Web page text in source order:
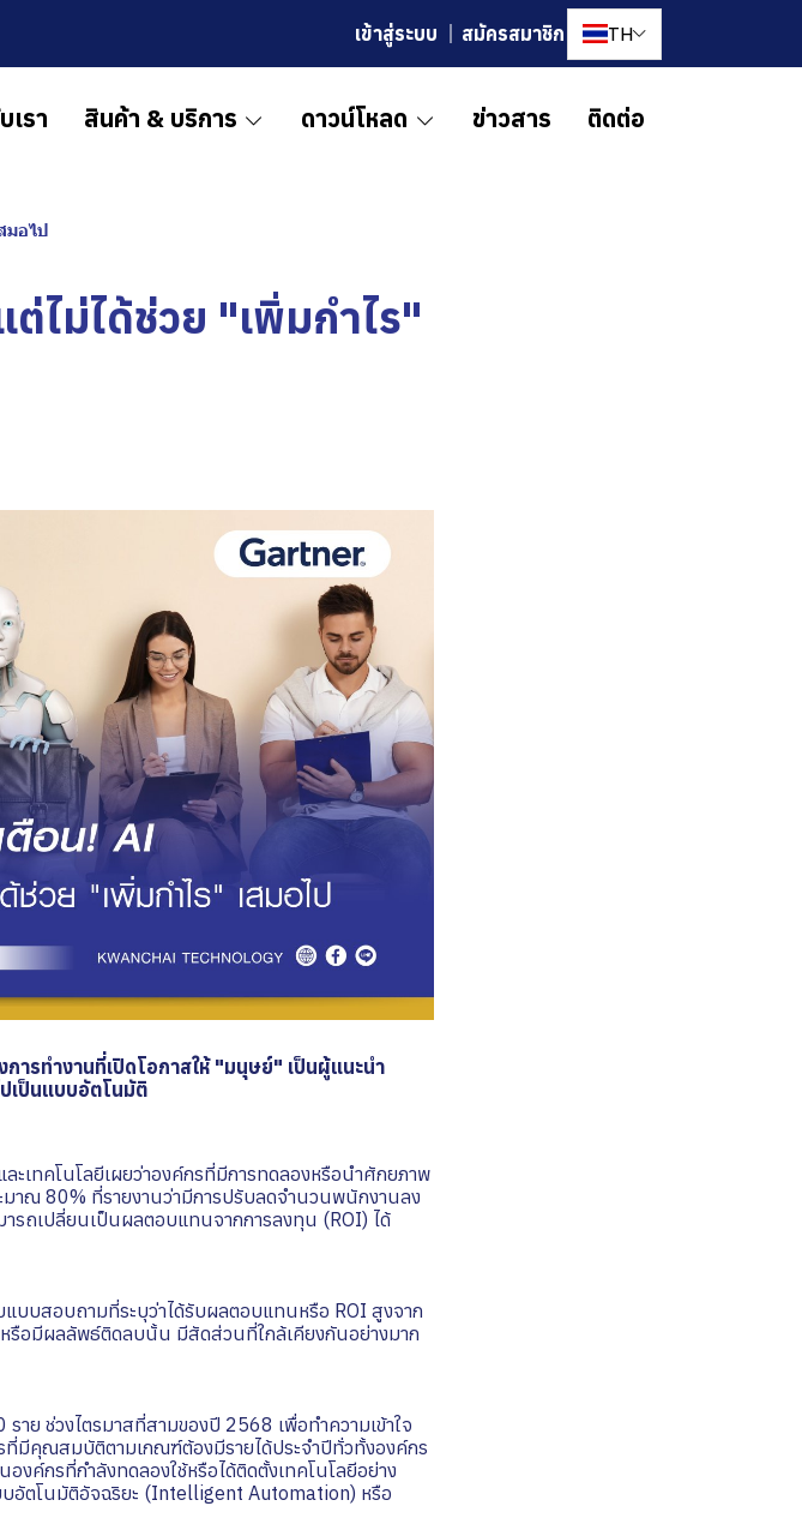
เข้าสู่ระบบ สมัครสมาชิก TH
เรา สินค้า & บริการ ดาวน์โหลด ข่าวสาร ติดต่อ
มอไป
ไม่ได้ช่วย "เพิ่มกำไร"
ารทำงานที่เปิดโอกาสให้ "มนุษย์" เป็นผู้แนะนำ
เป็นแบบอัตโนมัติ
ะเทคโนโลยีเผยว่าองค์กรที่มีการทดลองหรือนำศักยภาพ
าณ 80% ที่รายงานว่ามีการปรับลดจำนวนพนักงานลง
รถเปลี่ยนเป็นผลตอบแทนจากการลงทุน (ROI) ได้
บบสอบถามที่ระบุว่าได้รับผลตอบแทนหรือ ROI สูงจาก
รือมีผลลัพธ์ติดลบนั้น มีสัดส่วนที่ใกล้เคียงกันอย่างมาก
าย ช่วงไตรมาสที่สามของปี 2568 เพื่อทำความเข้าใจ
มีคุณสมบัติตามเกณฑ์ต้องมีรายได้ประจำปีทั่วทั้งองค์กร
งค์กรที่กำลังทดลองใช้หรือได้ติดตั้งเทคโนโลยีอย่าง
บอัตโนมัติอัจฉริยะ (Intelligent Automation) หรือ